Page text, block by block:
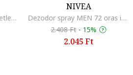
tisztito gel, 150 ml, Tökéletlenségekkel
NIVEA
Dezodor spray MEN 72 oras izzadasgatlo vedelem, Klasszikus
2.408 Ft - 15%
2.045 Ft